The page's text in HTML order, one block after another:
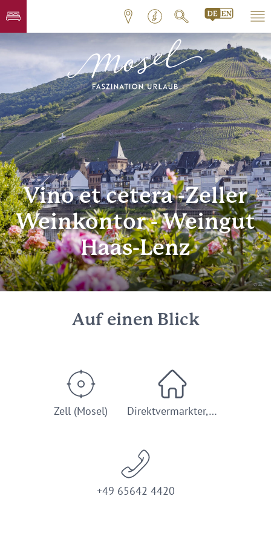
© ZLT
Vino et cetera -Zeller
Weinkontor - Weingut
Haas-Lenz
Auf einen Blick
Zell (Mosel) Direktvermarkter,…
+49 65642 4420